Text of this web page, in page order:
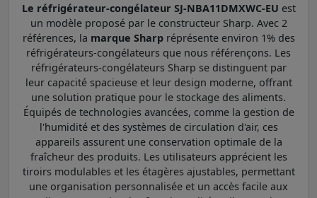
Le réfrigérateur-congélateur SJ-NBA11DMXWC-EU est
un modèle proposé par le constructeur Sharp. Avec 2
références, la marque Sharpréprésente environ 1% des
réfrigérateurs-congélateurs que nous référençons. Les
réfrigérateurs-congélateurs Sharp se distinguent par
leur capacité spacieuse et leur design moderne, offrant
une solution pratique pour le stockage des aliments.
Équipés de technologies avancées, comme la gestion de
l'humidité et des systèmes de circulation d'air, ces
appareils assurent une conservation optimale de la
fraîcheur des produits. Les utilisateurs apprécient les
tiroirs modulables et les étagères ajustables, permettant
une organisation personnalisée et un accès facile aux